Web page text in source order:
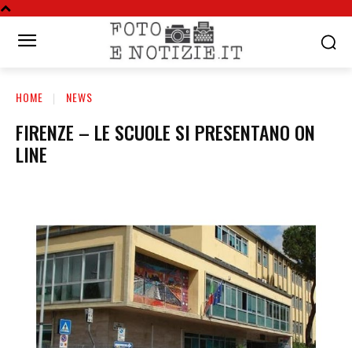
HOME NEWS
FIRENZE – LE SCUOLE SI PRESENTANO ON
LINE